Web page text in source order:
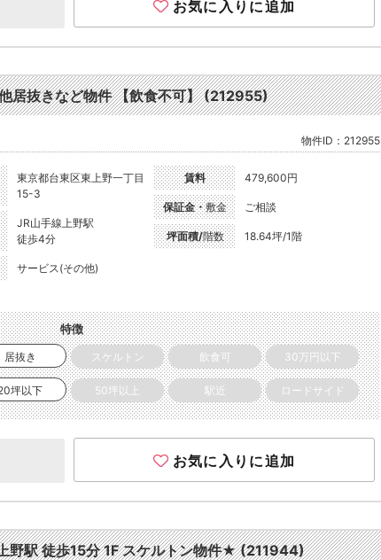
お気に入りに追加
居抜きなど物件 【飲食不可】 (212955)
物件ID：212955
東京都台東区東上野一丁目
15-3
JR山手線上野駅
徒歩4分
サービス(その他)
賃料 479,600円
保証金・敷金 ご相談
坪面積/階数 18.64坪/1階
特徴
居抜き スケルトン 飲食可 30万円以下
坪以下 50坪以上 駅近 ロードサイド
お気に入りに追加
野駅 徒歩15分 1F スケルトン物件★ (211944)